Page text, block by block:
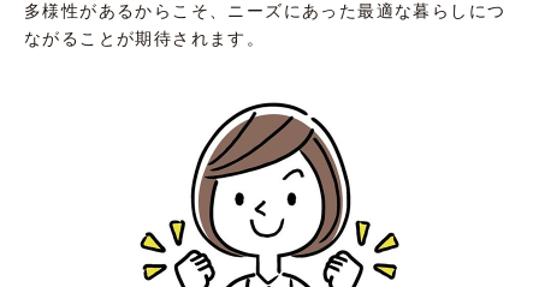
多様性があるからこそ、ニーズにあった最適な暮らしにつ
ながることが期待されます。